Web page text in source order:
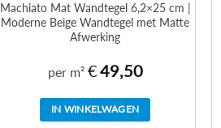
Machiato Mat Wandtegel 6,2×25 cm |
Moderne Beige Wandtegel met Matte
Afwerking
per m² €49,50
IN WINKELWAGEN